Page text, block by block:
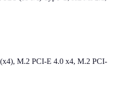
M.2 PCI-E 4.0 x4, M.2 PCI-